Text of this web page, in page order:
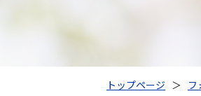
トップページ ＞ フ